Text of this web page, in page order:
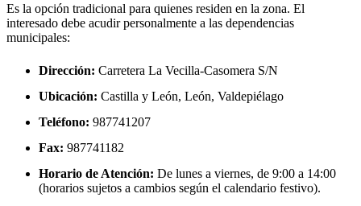
Es la opción tradicional para quienes residen en la zona. El
interesado debe acudir personalmente a las dependencias
municipales:
Dirección: Carretera La Vecilla-Casomera S/N
Ubicación: Castilla y León, León, Valdepiélago
Teléfono: 987741207
Fax: 987741182
Horario de Atención: De lunes a viernes, de 9:00 a 14:00
(horarios sujetos a cambios según el calendario festivo).